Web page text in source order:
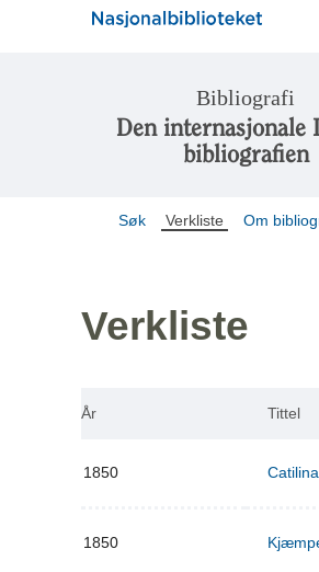
Bibliografi
Den internasjonale
bibliografien
Søk Verkliste Om
Verkliste
År Tittel
1850 Catilina
1850